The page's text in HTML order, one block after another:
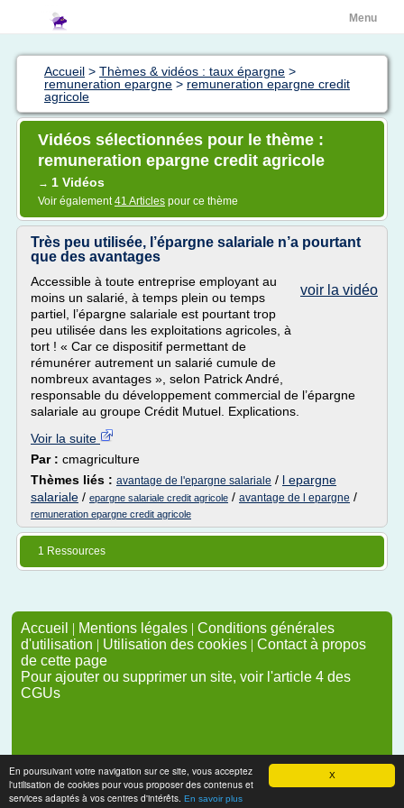
X
En poursuivant votre navigation sur ce site, vous acceptez
l'utilisation de cookies pour vous proposer des contenus et
services adaptés à vos centres d'intérêts. En savoir plus
Menu
Accueil > Thèmes & vidéos : taux épargne >
remuneration epargne > remuneration epargne credit
agricole
Vidéos sélectionnées pour le thème :
remuneration epargne credit agricole
→ 1 Vidéos
Voir également41 Articles pour ce thème
Très peu utilisée, l’épargne salariale n’a pourtant
que des avantages
voir la vidéo
Accessible à toute entreprise employant au
moins un salarié, à temps plein ou temps
partiel, l’épargne salariale est pourtant trop
peu utilisée dans les exploitations agricoles, à
tort ! « Car ce dispositif permettant de
rémunérer autrement un salarié cumule de
nombreux avantages », selon Patrick André,
responsable du développement commercial de l’épargne
salariale au groupe Crédit Mutuel. Explications.
Voir la suite
Par : cmagriculture
Thèmes liés : avantage de l'epargne salariale / l epargne
salariale / epargne salariale credit agricole / avantage de l epargne /
remuneration epargne credit agricole
1 Ressources
Accueil | Mentions légales | Conditions générales
d'utilisation | Utilisation des cookies | Contact à propos
de cette page
Pour ajouter ou supprimer un site, voir l'article 4 des
CGUs